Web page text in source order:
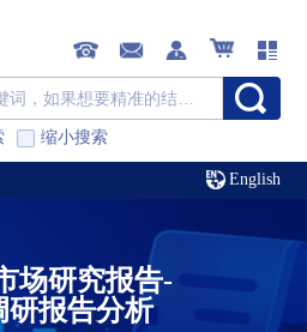
缩小搜索
English
场研究报告-
研报告分析